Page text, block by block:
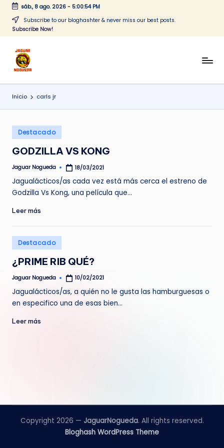
Saltar
sáb., 8 ago. 2026- 5:00:54 PM
Subscribe to our bloghashter & never miss our best posts.
Subscribe Now!
J
a
g
a
r
N
o
g
u
e
d
a
CONTENIDO
Inicio carls jr
Publicado
en
Destacado
GODZILLA VS KONG
Publicado
Jaguar Nogueda 18/03/2021
Jagualácticos/as cada vez está más cerca el estreno de
Godzilla Vs Kong, una película que…
Leer más
Publicado
en
Destacado
¿PRIME RIB QUÉ?
Publicado
Jaguar Nogueda 10/02/2021
Jagualácticos/as, a quién no le gusta las hamburguesas o
en especifico una de esas bien…
Leer más
Copyright 2026 — JaguarNogueda. All rights reserved.
Bloghash WordPress Theme